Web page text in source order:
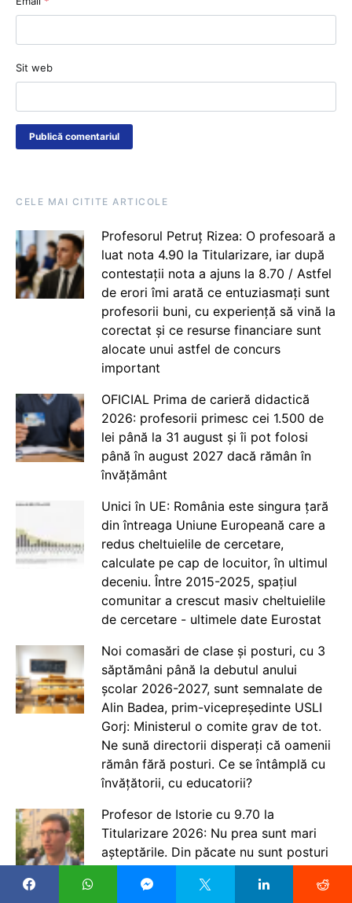
Sit web
CELE MAI CITITE ARTICOLE
Profesorul Petruț Rizea: O profesoară a
luat nota 4.90 la Titularizare, iar după
contestații nota a ajuns la 8.70 / Astfel
de erori îmi arată ce entuziasmați sunt
profesorii buni, cu experiență să vină la
corectat și ce resurse financiare sunt
alocate unui astfel de concurs
important
OFICIAL Prima de carieră didactică
2026: profesorii primesc cei 1.500 de
lei până la 31 august și îi pot folosi
până în august 2027 dacă rămân în
învățământ
Unici în UE: România este singura țară
din întreaga Uniune Europeană care a
redus cheltuielile de cercetare,
calculate pe cap de locuitor, în ultimul
deceniu. Între 2015-2025, spațiul
comunitar a crescut masiv cheltuielile
de cercetare - ultimele date Eurostat
Noi comasări de clase și posturi, cu 3
săptămâni până la debutul anului
școlar 2026-2027, sunt semnalate de
Alin Badea, prim-vicepreședinte USLI
Gorj: Ministerul o comite grav de tot.
Ne sună directorii disperați că oamenii
rămân fără posturi. Ce se întâmplă cu
învățătorii, cu educatorii?
Profesor de Istorie cu 9.70 la
Titularizare 2026: Nu prea sunt mari
așteptările. Din păcate nu sunt posturi
titularizabile